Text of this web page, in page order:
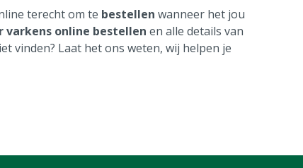
terecht om te bestellen wanneer het jou
varkens online bestellen en alle details van
vinden? Laat het ons weten, wij helpen je